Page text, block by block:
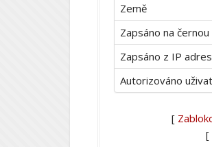
Země
Zapsáno na černou
Zapsáno z IP
Autorizováno
[
[